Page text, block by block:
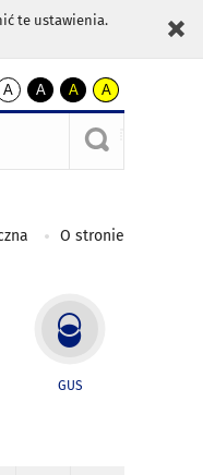
te ustawienia.
A
A
kontrast
czarnym
A
kontrast
żółty
tekst
czarnym
A
kontrast
czarny
tekst
żółtym
O stronie
GUS